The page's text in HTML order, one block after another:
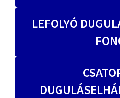
LEFOLYÓ